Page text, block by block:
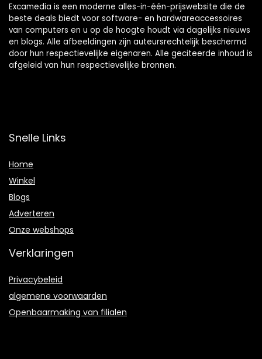
Excamedia is een moderne alles-in-één-prijswebsite die de
beste deals biedt voor software- en hardwareaccessoires
van computers en u op de hoogte houdt via dagelijks nieuws
en blogs. Alle afbeeldingen zijn auteursrechtelijk beschermd
door hun respectievelijke eigenaren. Alle geciteerde inhoud is
afgeleid van hun respectievelijke bronnen.
Snelle Links
Home
Winkel
Blogs
Adverteren
Onze webshops
Verklaringen
Privacybeleid
algemene voorwaarden
Openbaarmaking van filialen